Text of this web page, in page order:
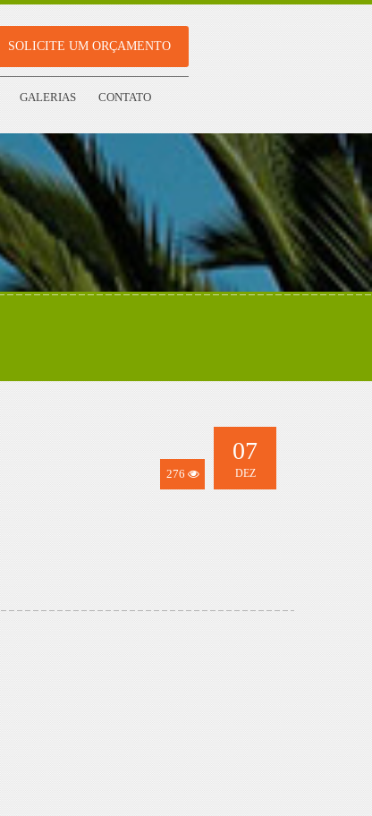
SOLICITE UM ORÇAMENTO
GALERIAS CONTATO
276
07
DEZ